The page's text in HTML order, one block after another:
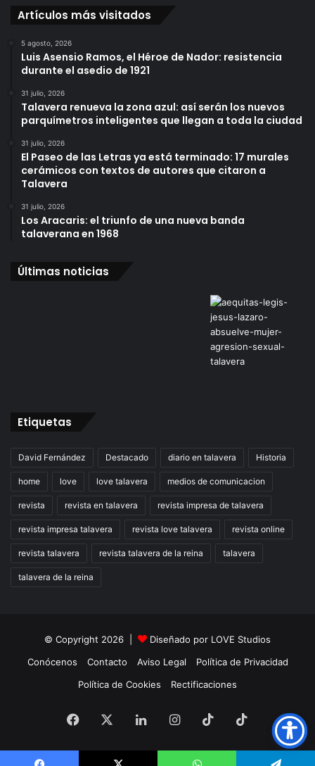
Artículos más visitados
5 agosto, 2026
Luis Asensio Ramos, el Héroe de Nador: resistencia
durante el asedio de 1921
31 julio, 2026
Talavera renueva la zona azul: así serán los nuevos
parquímetros inteligentes que llegan a toda la ciudad
31 julio, 2026
El Paseo de las Letras ya está terminado: 17 murales
cerámicos con textos de autores que citaron a
Talavera
31 julio, 2026
Los Aracaris: el triunfo de una nueva banda
talaverana en 1968
Últimas noticias
Etiquetas
David Fernández Destacado diario en talavera Historia
home love love talavera medios de comunicacion
revista revista en talavera revista impresa de talavera
revista impresa talavera revista love talavera revista online
revista talavera revista talavera de la reina talavera
talavera de la reina
© Copyright 2026 | Diseñado por LOVE Studios
Conócenos
Contacto Aviso Legal
Política de Privacidad
Política de Cookies
Rectificaciones
Facebook LinkedInInstagram
TikTok